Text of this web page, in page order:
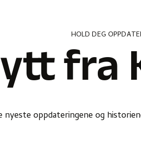
HOLD DEG
fra
nyeste oppdateringene og